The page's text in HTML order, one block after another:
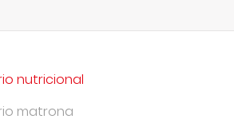
nutricional
matrona